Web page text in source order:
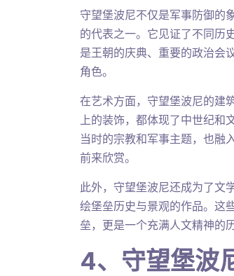
守望堡波尼不仅是军事防御的
的代表之一。它见证了不同历
是王朝的庆典、重要的政治会
角色。
在艺术方面，守望堡波尼的建
上的装饰，都体现了中世纪和
当时的宗教和军事主题，也融
前来欣赏。
此外，守望堡波尼还成为了文
绘堡垒历史与景观的作品。这
垒，更是一个充满人文精神的
4、守望堡波